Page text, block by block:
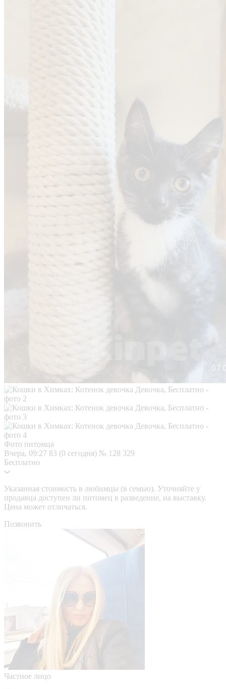
Фото питомца
Вчера, 09:27 83 (0 сегодня) № 128 329
Бесплатно
Указанная стоимость в любимцы (в семью). Уточняйте у
продавца доступен ли питомец в разведение, на выставку.
Цена может отличаться.
Позвонить
Частное лицо